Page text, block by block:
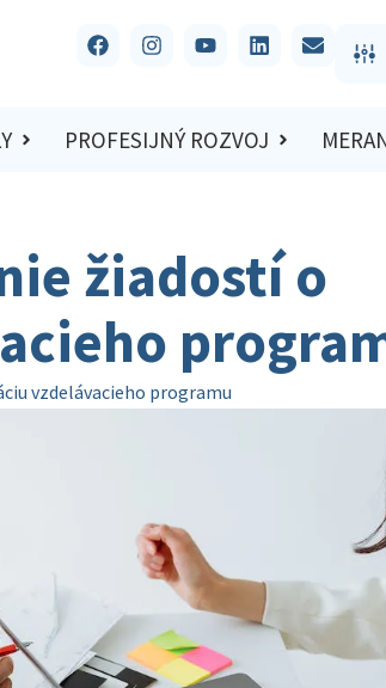
PROFESIJNÝ ROZVOJ
žiadostí o
vzdelávacieho programu